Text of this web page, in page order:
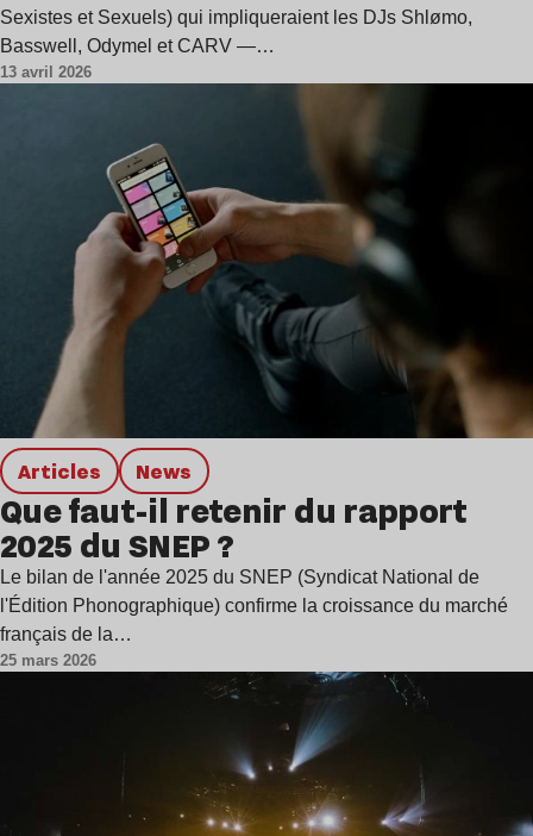
Sexistes et Sexuels) qui impliqueraient les DJs Shlømo,
Basswell, Odymel et CARV —…
13 avril 2026
Articles news
Que faut-il retenir du rapport
2025 du SNEP ?
Le bilan de l'année 2025 du SNEP (Syndicat National de
l'Édition Phonographique) confirme la croissance du marché
français de la…
25 mars 2026